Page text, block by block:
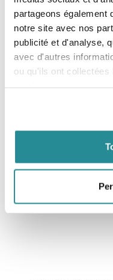
partageons également
notre site avec nos
publicité et d'analyse,
avec d'autres
ou qu'ils ont
Tailles
- XS
- M